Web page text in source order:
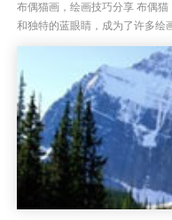
布偶猫画，绘画技巧分享 布偶
和独特的蓝眼睛，成为了许多绘
些绘制布偶猫的技巧，帮助大家